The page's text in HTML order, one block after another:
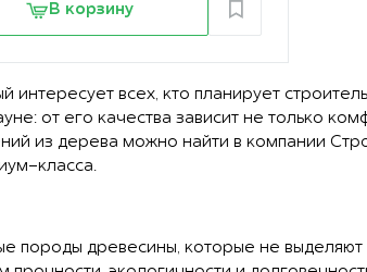
В корзину
всех, кто планирует
от его качества зависит не только
из дерева можно найти в компании
класса.
породы древесины, которые не